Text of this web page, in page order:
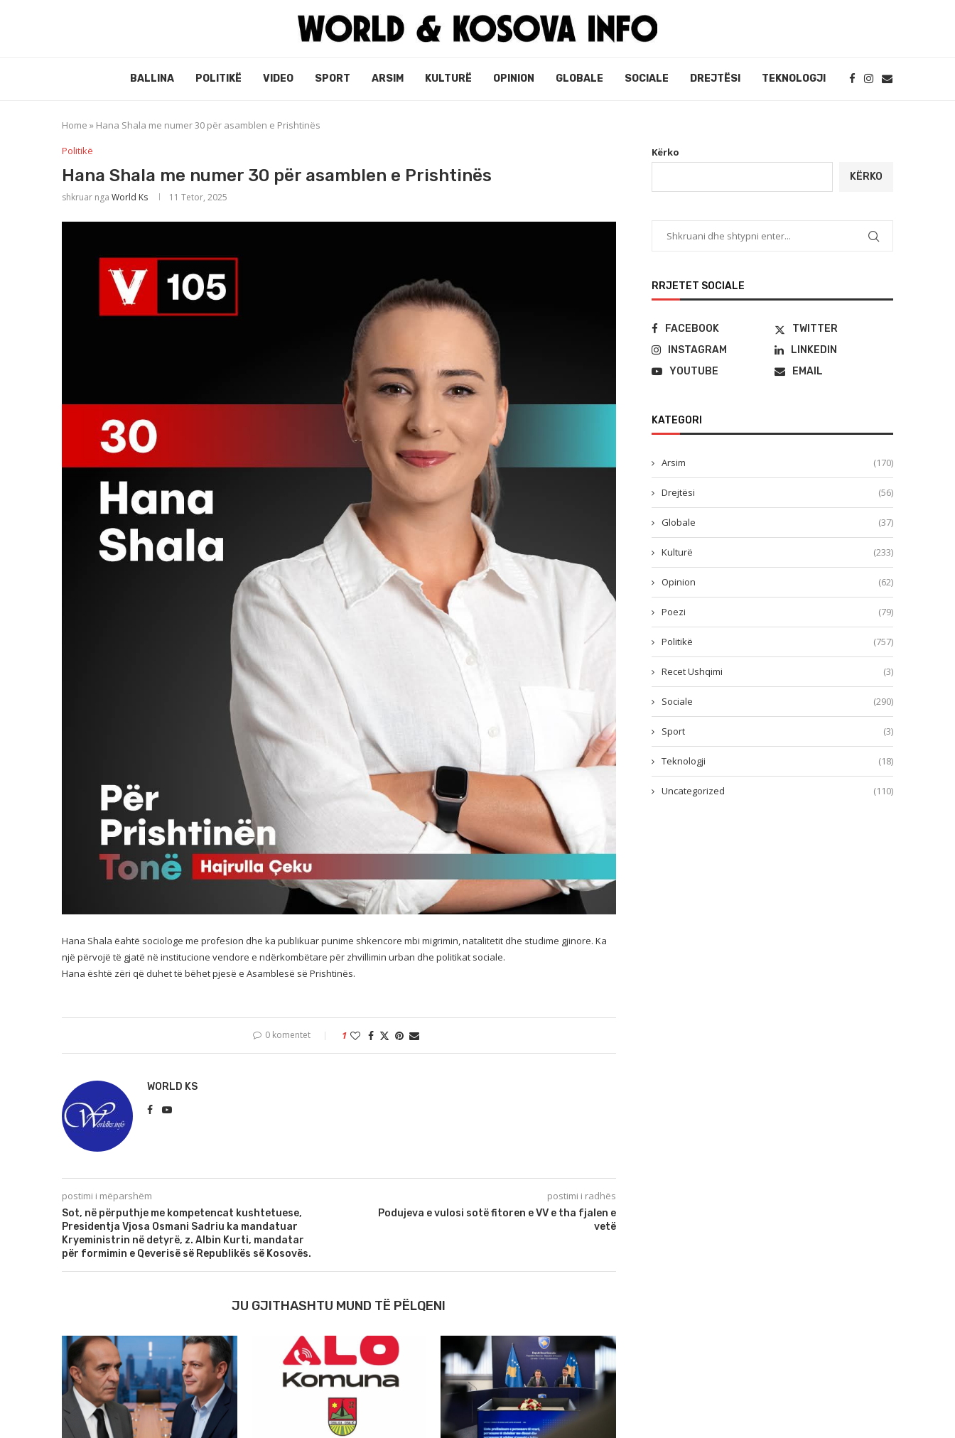
BALLINA POLITIKË VIDEO SPORT ARSIM KULTURË OPINION GLOBALE SOCIALE DREJTËSI TEKNOLOGJI
Home » Hana Shala me numer 30 për asamblen e Prishtinës
Politikë
Hana Shala me numer 30 për asamblen e Prishtinës
shkruar nga World Ks 11 Tetor, 2025
Hana Shala ëahtë sociologe me profesion dhe ka publikuar punime shkencore mbi migrimin, natalitetit dhe studime gjinore. Ka
një përvojë të gjatë në institucione vendore e ndërkombëtare për zhvillimin urban dhe politikat sociale.
Hana është zëri që duhet të bëhet pjesë e Asamblesë së Prishtinës.
0 komentet 1
WORLD KS
postimi i mëparshëm
Sot, në përputhje me kompetencat kushtetuese,
Presidentja Vjosa Osmani Sadriu ka mandatuar
Kryeministrin në detyrë, z. Albin Kurti, mandatar
për formimin e Qeverisë së Republikës së Kosovës.
postimi i radhës
Podujeva e vulosi sotë fitoren e VV e tha fjalen e
vetë
JU GJITHASHTU MUND TË PËLQENI
Kërko
KËRKO
RRJETET SOCIALE
FACEBOOK
TWITTER
INSTAGRAM
LINKEDIN
YOUTUBE
EMAIL
KATEGORI
Arsim (170)
Drejtësi (56)
Globale (37)
Kulturë (233)
Opinion (62)
Poezi (79)
Politikë (757)
Recet Ushqimi (3)
Sociale (290)
Sport (3)
Teknologji (18)
Uncategorized (110)